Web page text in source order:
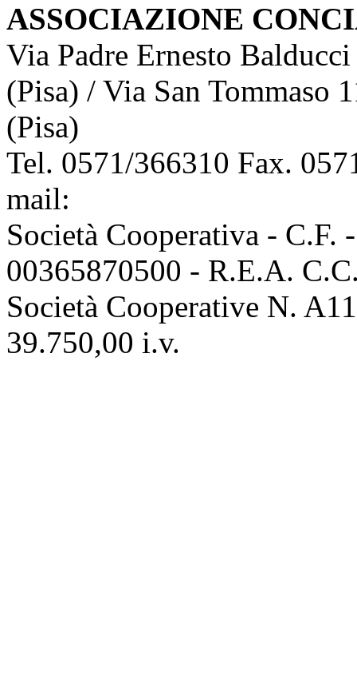
ASSOCIAZIONE
Via Padre Ernesto
(Pisa) / Via San Tommaso
(Pisa)
Tel. 0571/366310 Fax.
mail:
Società Cooperativa - C.F.
00365870500 - R.E.A.
Società Cooperative N.
39.750,00 i.v.